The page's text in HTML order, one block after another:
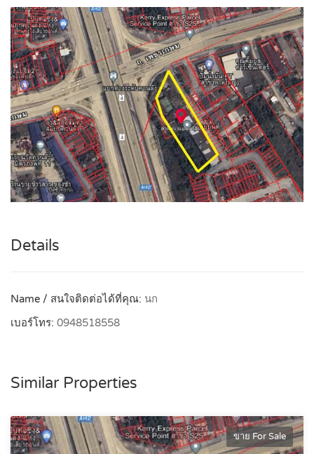
Details
Name / สนใจติดต่อได้ที่คุณ: นก
เบอร์โทร: 0948518558
Similar Properties
ขาย For Sale